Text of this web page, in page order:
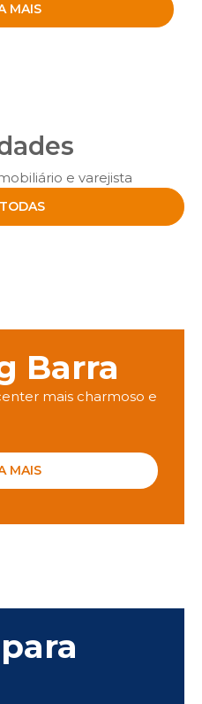
MAIS
e varejista
Barra
mais charmoso e
MAIS